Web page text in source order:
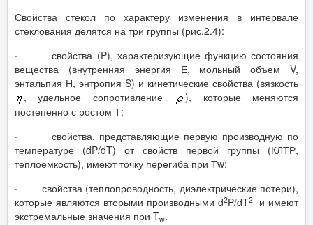
Свойства стекол по характеру изменения в интервале
стеклования делятся на три группы (рис.2.4):
· свойства (P), характеризующие функцию состояния
вещества (внутренняя энергия Е, мольный объем V,
энтальпия Н, энтропия S) и кинетические свойства (вязкость
, удельное сопротивление
), которые меняются
постепенно с ростом Т;
· свойства, представляющие первую производную по
температуре (dP/dT) от свойств первой группы (КЛТР,
теплоемкость), имеют точку перегиба при Тw;
· свойства (теплопроводность, диэлектрические потери),
которые являются вторыми производными d2P/dT2
и имеют
экстремальные значения при Tw.